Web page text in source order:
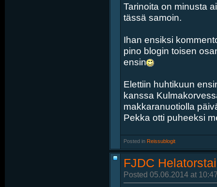
Tarinoita on minusta
tässä samoin.
Ihan ensiksi
pino blogin toisen
ensin
Elettiin huhtikuun
kanssa
makkaranuotiolla
Pekka otti puheeksi
Posted in Reissublogit
FJDC
Posted 05.06.2014 at